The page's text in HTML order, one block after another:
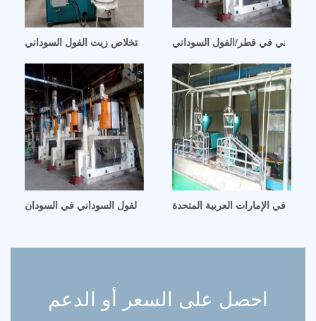
زيت الفول السوداني في الكويت استخلاص زيت الفول السوداني
في قطر/الفول السوداني
استخراج زيت الفول السوداني في السودانفي الإمارات العربية المتحدة
احصل على السعر أو الدعم